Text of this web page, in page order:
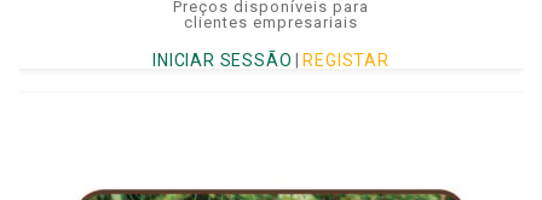
Preços disponíveis para
clientes empresariais
INICIAR SESSÃO |REGISTAR